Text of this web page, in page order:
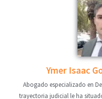
Ymer Isaac
Abogado especializado en
trayectoria judicial le ha